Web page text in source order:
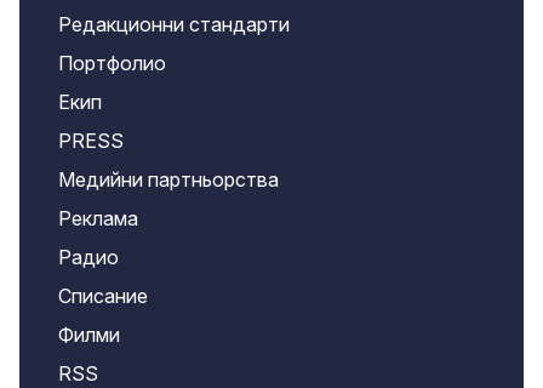
Редакционни стандарти
Портфолио
Екип
PRESS
Медийни партньорства
Реклама
Радио
Списание
Филми
RSS